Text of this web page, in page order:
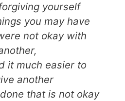
yourself
you may have
not okay with
it much easier to
another
that is not okay